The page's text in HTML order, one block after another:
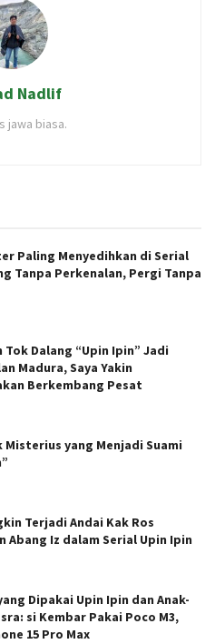
Nadlif
jawa biasa.
Paling Menyedihkan di Serial
Tanpa Perkenalan, Pergi Tanpa
Tok Dalang “Upin Ipin” Jadi
Madura, Saya Yakin
Berkembang Pesat
Misterius yang Menjadi Suami
Terjadi Andai Kak Ros
Abang Iz dalam Serial Upin Ipin
Dipakai Upin Ipin dan Anak-
si Kembar Pakai Poco M3,
15 Pro Max